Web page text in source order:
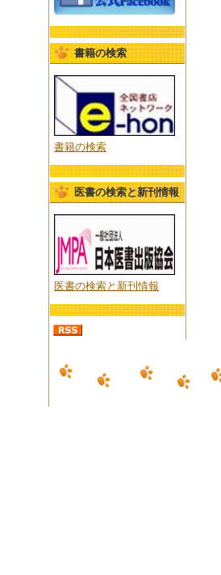
書籍の検索
書籍の検索
医書の検索と新刊情報
医書の検索と新刊情報